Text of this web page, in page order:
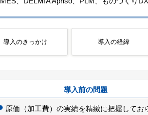
導入のきっかけ 導入の経緯
導入前の問題
原価（加工費）の実績を精緻に把握してお